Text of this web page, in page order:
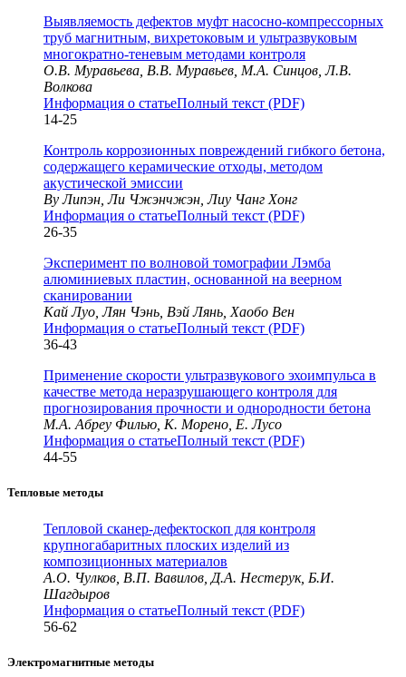
Выявляемость дефектов муфт насосно-компрессорных
труб магнитным, вихретоковым и ультразвуковым
многократно-теневым методами контроля
О.В. Муравьева, В.В. Муравьев, М.А. Синцов, Л.В.
Волкова
Информация о статьеПолный текст (PDF)
14-25
Контроль коррозионных повреждений гибкого бетона,
содержащего керамические отходы, методом
акустической эмиссии
Ву Липэн, Ли Чжэнчжэн, Лиу Чанг Хонг
Информация о статьеПолный текст (PDF)
26-35
Эксперимент по волновой томографии Лэмба
алюминиевых пластин, основанной на веерном
сканировании
Кай Луо, Лян Чэнь, Вэй Лянь, Хаобо Вен
Информация о статьеПолный текст (PDF)
36-43
Применение скорости ультразвукового эхоимпульса в
качестве метода неразрушающего контроля для
прогнозирования прочности и однородности бетона
М.А. Абреу Филью, К. Морено, Е. Лусо
Информация о статьеПолный текст (PDF)
44-55
Тепловые методы
Тепловой сканер-дефектоскоп для контроля
крупногабаритных плоских изделий из
композиционных материалов
А.О. Чулков, В.П. Вавилов, Д.А. Нестерук, Б.И.
Шагдыров
Информация о статьеПолный текст (PDF)
56-62
Электромагнитные методы